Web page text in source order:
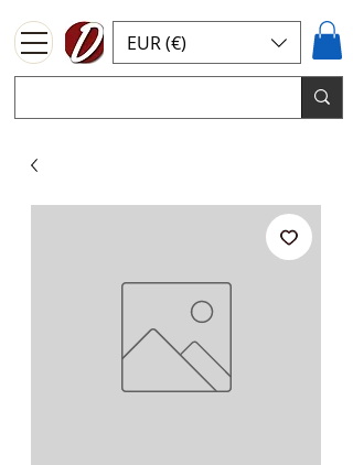
EUR (€)